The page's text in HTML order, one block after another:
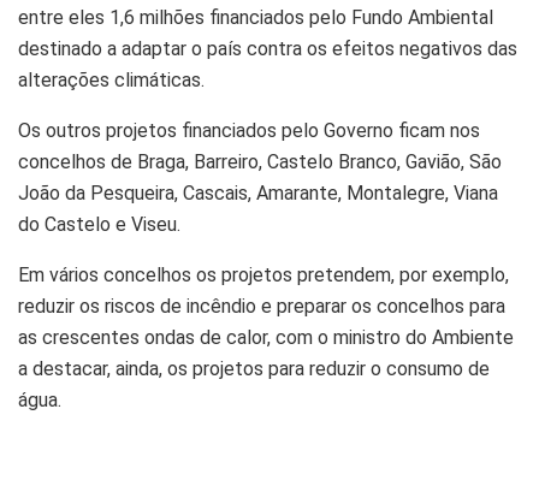
entre eles 1,6 milhões financiados pelo Fundo Ambiental
destinado a adaptar o país contra os efeitos negativos das
alterações climáticas.
Os outros projetos financiados pelo Governo ficam nos
concelhos de Braga, Barreiro, Castelo Branco, Gavião, São
João da Pesqueira, Cascais, Amarante, Montalegre, Viana
do Castelo e Viseu.
Em vários concelhos os projetos pretendem, por exemplo,
reduzir os riscos de incêndio e preparar os concelhos para
as crescentes ondas de calor, com o ministro do Ambiente
a destacar, ainda, os projetos para reduzir o consumo de
água.